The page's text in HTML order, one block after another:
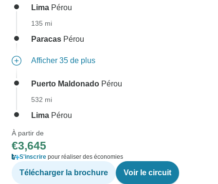
Lima Pérou
135 mi
Paracas Pérou
Afficher 35 de plus
Puerto Maldonado Pérou
532 mi
Lima Pérou
À partir de
€3,645
S'inscrire pour réaliser des économies
Télécharger la brochure Voir le circuit